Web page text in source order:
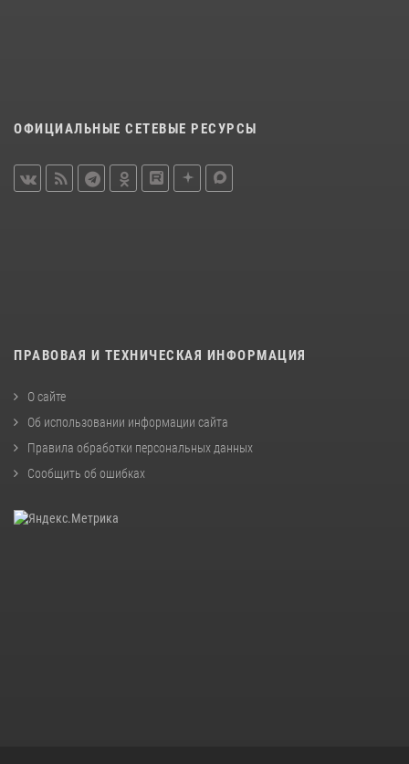
ОФИЦИАЛЬНЫЕ СЕТЕВЫЕ РЕСУРСЫ
ПРАВОВАЯ И ТЕХНИЧЕСКАЯ ИНФОРМАЦИЯ
О сайте
Об использовании информации сайта
Правила обработки персональных данных
Сообщить об ошибках